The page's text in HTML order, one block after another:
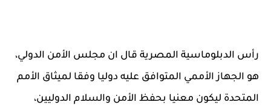
رأس الدبلوماسية المصرية قال ان مجلس الأمن الدولي،
هو الجهاز الأممي المتوافق عليه دوليا وفقا لميثاق الأمم
المتحدة ليكون معنيا بحفظ الأمن والسلام الدوليين،